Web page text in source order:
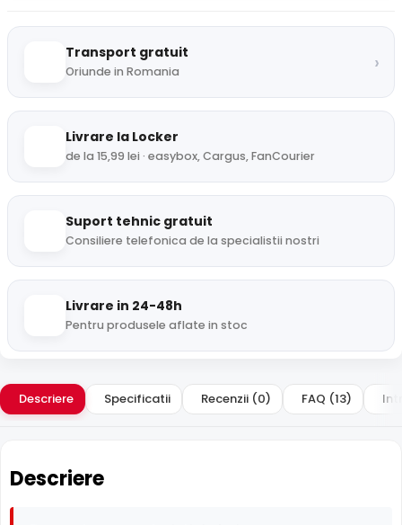
Transport gratuit
Oriunde in Romania ›
Livrare la Locker
de la 15,99 lei · easybox, Cargus, FanCourier
Suport tehnic gratuit
Consiliere telefonica de la specialistii nostri
Livrare in 24-48h
Pentru produsele aflate in stoc
Descriere Specificatii Recenzii (0) FAQ (13)
Descriere